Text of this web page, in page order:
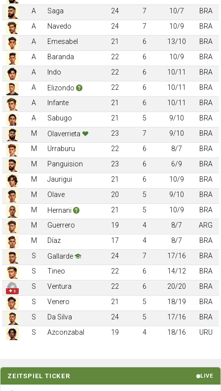
A
Saga 24 7 10/7
BRA
A
Navedo 24 7 10/9
BRA
A
Emesabel 21 6 13/10
BRA
A
Baranda 22 6 10/9
BRA
A
Indo 22 6 10/11
BRA
A
Elizondo 22 6 10/11
BRA
A
Infante 21 6 10/11
BRA
A
Sabugo 21 5 9/10
BRA
M
Olaverrieta 23 7 9/10
BRA
M
Urraburu 22 6 8/7
BRA
M
Panguision 23 6 6/9
BRA
M
Jaurigui 21 6 10/9
BRA
M
Olave 20 5 9/10
BRA
M
Hernani 21 5 10/9
BRA
M
Guerrero 19 4 8/7
ARG
M
Díaz 17 4 8/7
BRA
S
Gallarde 24 7 17/16
BRA
S
Tineo 22 6 14/12 BRA
✚ 2
S Ventura 22 6 20/20
BRA
S
Venero 21 5 18/19
BRA
S
Da Silva 24 5 17/16
BRA
S
Azconzabal 19 4 18/16 URU
ZEITSPIEL TICKER LIVE